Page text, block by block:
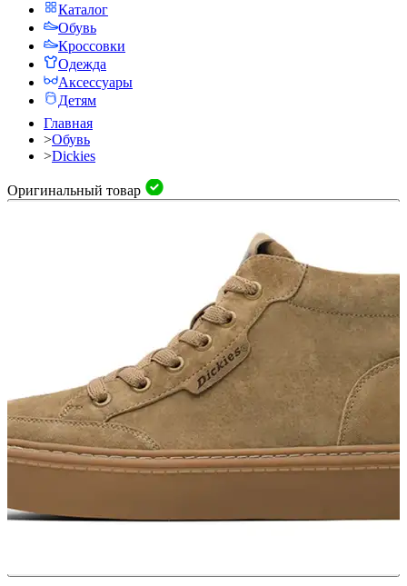
Каталог
Обувь
Кроссовки
Одежда
Аксессуары
Детям
Главная
>Обувь
>Dickies
Оригинальный товар